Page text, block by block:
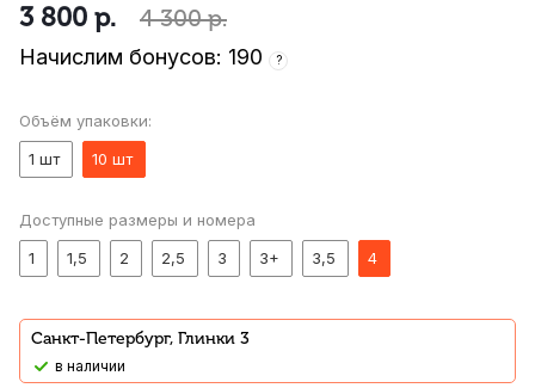
3 800 р. 4 300р.
Начислим бонусов: 190 ?
Объём упаковки:
1 шт
10 шт
Доступные размеры и номера
1
1,5 2 2,5 3 3+ 3,5 4
Санкт-Петербург, Глинки 3
В наличии